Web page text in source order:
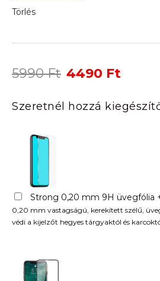
Törlés
5990Ft Original
was:
5990 Ft.
4490 Ft
is:
4490
Szeretnél hozzá
Strong 0,20 mm 9H üvegfólia
0,20 mm vastagságú, kerekített szélű,
védi a kijelzőt hegyes tárgyaktól és